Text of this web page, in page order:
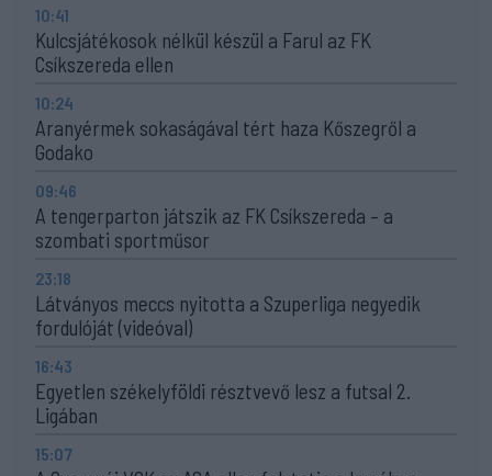
10:41
Kulcsjátékosok nélkül készül a Farul az FK
Csíkszereda ellen
10:24
Aranyérmek sokaságával tért haza Kőszegről a
Godako
09:46
A tengerparton játszik az FK Csíkszereda – a
szombati sportműsor
23:18
Látványos meccs nyitotta a Szuperliga negyedik
fordulóját (videóval)
16:43
Egyetlen székelyföldi résztvevő lesz a futsal 2.
Ligában
15:07